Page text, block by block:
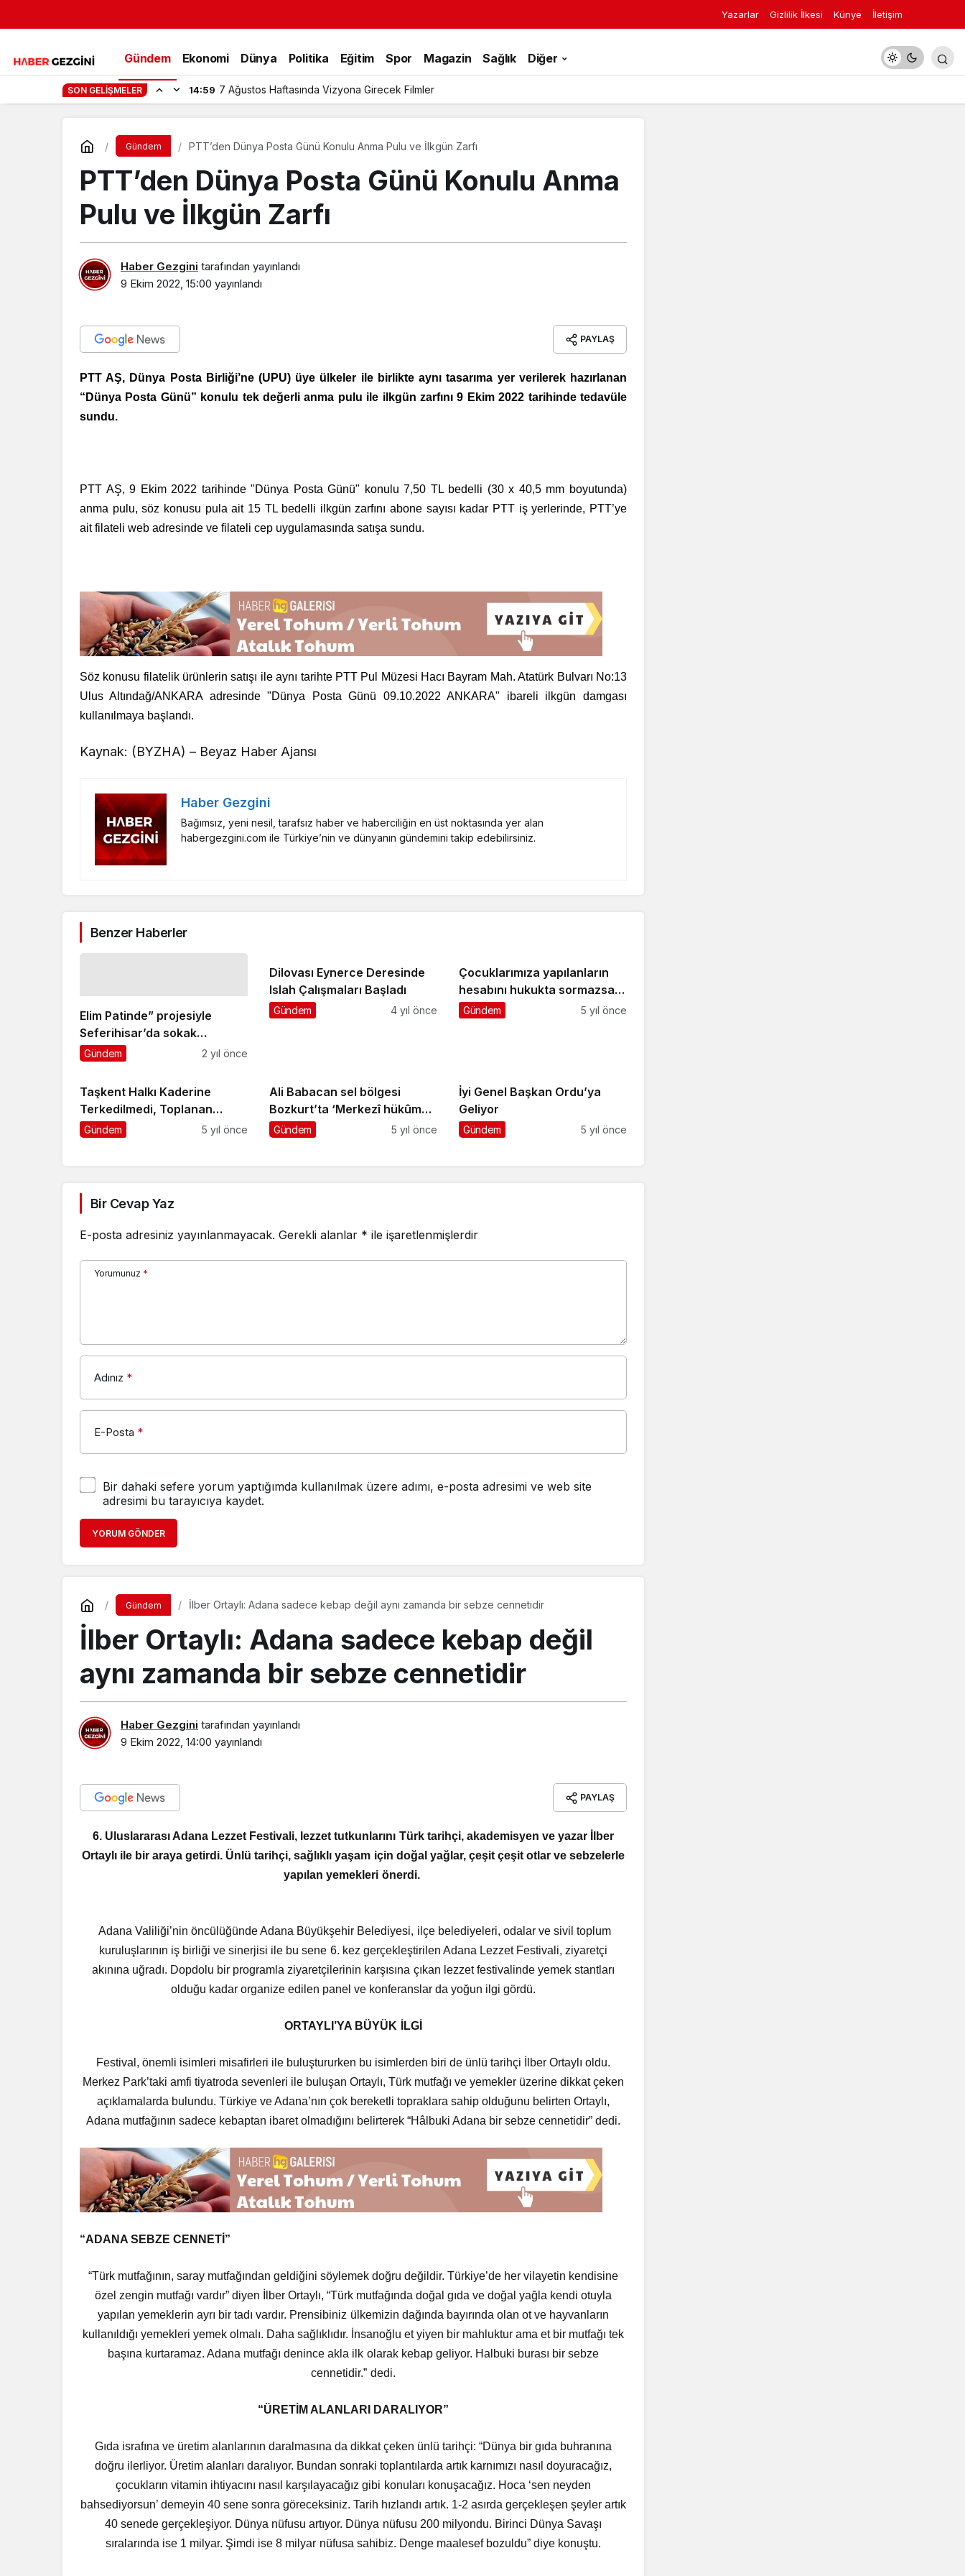
Yazarlar Gizlilik İlkesi Künye İletişim
Gündem Ekonomi Dünya Politika Eğitim Spor Magazin Sağlık Diğer
SON GELIŞMELER 14:59 7 Ağustos Haftasında Vizyona Girecek Filmler
Gündem PTT’den Dünya Posta Günü Konulu Anma Pulu ve İlkgün Zarfı
PTT’den Dünya Posta Günü Konulu Anma
Pulu ve İlkgün Zarfı
Haber Gezgini tarafından yayınlandı
9 Ekim 2022, 15:00 yayınlandı
PAYLAŞ
PTT AŞ, Dünya Posta Birliği’ne (UPU) üye ülkeler ile birlikte aynı tasarıma yer verilerek hazırlanan
“Dünya Posta Günü” konulu tek değerli anma pulu ile ilkgün zarfını 9 Ekim 2022 tarihinde tedavüle
sundu.
PTT AŞ, 9 Ekim 2022 tarihinde "Dünya Posta Günü" konulu 7,50 TL bedelli (30 x 40,5 mm boyutunda)
anma pulu, söz konusu pula ait 15 TL bedelli ilkgün zarfını abone sayısı kadar PTT iş yerlerinde, PTT’ye
ait filateli web adresinde ve filateli cep uygulamasında satışa sundu.
Söz konusu filatelik ürünlerin satışı ile aynı tarihte PTT Pul Müzesi Hacı Bayram Mah. Atatürk Bulvarı No:13
Ulus Altındağ/ANKARA adresinde "Dünya Posta Günü 09.10.2022 ANKARA" ibareli ilkgün damgası
kullanılmaya başlandı.
Kaynak: (BYZHA) – Beyaz Haber Ajansı
Haber Gezgini
Bağımsız, yeni nesil, tarafsız haber ve haberciliğin en üst noktasında yer alan
habergezgini.com ile Türkiye’nin ve dünyanın gündemini takip edebilirsiniz.
Benzer Haberler
Elim Patinde” projesiyle
Seferihisar’da sokak
hayvanları sahipsiz değil
Gündem 2 yıl önce
Dilovası Eynerce Deresinde
Islah Çalışmaları Başladı
Gündem 4 yıl önce
Çocuklarımıza yapılanların
hesabını hukukta sormazsa
kim soracak?
Gündem 5 yıl önce
Taşkent Halkı Kaderine
Terkedilmedi, Toplanan
İmzalar Postaya Verildi
Gündem 5 yıl önce
Ali Babacan sel bölgesi
Bozkurt’ta ‘Merkezî hükûmet
ve yerel yönetimler hasarın
Gündem 5 yıl önce
İyi Genel Başkan Ordu’ya
Geliyor
Gündem 5 yıl önce
Bir Cevap Yaz
E-posta adresiniz yayınlanmayacak. Gerekli alanlar * ile işaretlenmişlerdir
Yorumunuz *
Adınız *
E-Posta *
Bir dahaki sefere yorum yaptığımda kullanılmak üzere adımı, e-posta adresimi ve web site
adresimi bu tarayıcıya kaydet.
YORUM GÖNDER
Gündem İlber Ortaylı: Adana sadece kebap değil aynı zamanda bir sebze cennetidir
İlber Ortaylı: Adana sadece kebap değil
aynı zamanda bir sebze cennetidir
Haber Gezgini tarafından yayınlandı
9 Ekim 2022, 14:00 yayınlandı
PAYLAŞ
6. Uluslararası Adana Lezzet Festivali, lezzet tutkunlarını Türk tarihçi, akademisyen ve yazar İlber
Ortaylı ile bir araya getirdi. Ünlü tarihçi, sağlıklı yaşam için doğal yağlar, çeşit çeşit otlar ve sebzelerle
yapılan yemekleri önerdi.
Adana Valiliği’nin öncülüğünde Adana Büyükşehir Belediyesi, ilçe belediyeleri, odalar ve sivil toplum
kuruluşlarının iş birliği ve sinerjisi ile bu sene 6. kez gerçekleştirilen Adana Lezzet Festivali, ziyaretçi
akınına uğradı. Dopdolu bir programla ziyaretçilerinin karşısına çıkan lezzet festivalinde yemek stantları
olduğu kadar organize edilen panel ve konferanslar da yoğun ilgi gördü.
ORTAYLI’YA BÜYÜK İLGİ
Festival, önemli isimleri misafirleri ile buluştururken bu isimlerden biri de ünlü tarihçi İlber Ortaylı oldu.
Merkez Park’taki amfi tiyatroda sevenleri ile buluşan Ortaylı, Türk mutfağı ve yemekler üzerine dikkat çeken
açıklamalarda bulundu. Türkiye ve Adana’nın çok bereketli topraklara sahip olduğunu belirten Ortaylı,
Adana mutfağının sadece kebaptan ibaret olmadığını belirterek “Hâlbuki Adana bir sebze cennetidir” dedi.
“ADANA SEBZE CENNETİ”
“Türk mutfağının, saray mutfağından geldiğini söylemek doğru değildir. Türkiye’de her vilayetin kendisine
özel zengin mutfağı vardır” diyen İlber Ortaylı, “Türk mutfağında doğal gıda ve doğal yağla kendi otuyla
yapılan yemeklerin ayrı bir tadı vardır. Prensibiniz ülkemizin dağında bayırında olan ot ve hayvanların
kullanıldığı yemekleri yemek olmalı. Daha sağlıklıdır. İnsanoğlu et yiyen bir mahluktur ama et bir mutfağı tek
başına kurtaramaz. Adana mutfağı denince akla ilk olarak kebap geliyor. Halbuki burası bir sebze
cennetidir.” dedi.
“ÜRETİM ALANLARI DARALIYOR”
Gıda israfına ve üretim alanlarının daralmasına da dikkat çeken ünlü tarihçi: “Dünya bir gıda buhranına
doğru ilerliyor. Üretim alanları daralıyor. Bundan sonraki toplantılarda artık karnımızı nasıl doyuracağız,
çocukların vitamin ihtiyacını nasıl karşılayacağız gibi konuları konuşacağız. Hoca ‘sen neyden
bahsediyorsun’ demeyin 40 sene sonra göreceksiniz. Tarih hızlandı artık. 1-2 asırda gerçekleşen şeyler artık
40 senede gerçekleşiyor. Dünya nüfusu artıyor. Dünya nüfusu 200 milyondu. Birinci Dünya Savaşı
sıralarında ise 1 milyar. Şimdi ise 8 milyar nüfusa sahibiz. Denge maalesef bozuldu” diye konuştu.